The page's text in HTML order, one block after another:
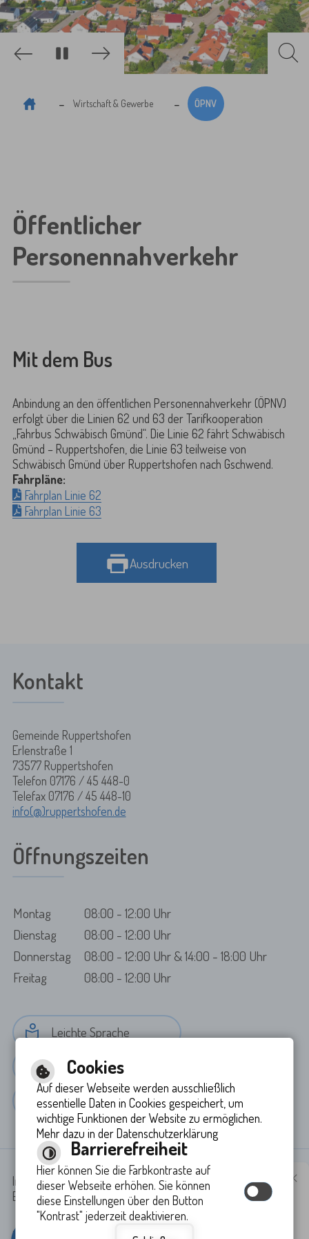
Zurück Weiter
Wirtschaft & Gewerbe ÖPNV
Öffentlicher
Personennahverkehr
Mit dem Bus
Anbindung an den öffentlichen Personennahverkehr (ÖPNV)
erfolgt über die Linien 62 und 63 der Tarifkooperation
„Fahrbus Schwäbisch Gmünd“. Die Linie 62 fährt Schwäbisch
Gmünd – Ruppertshofen, die Linie 63 teilweise von
Schwäbisch Gmünd über Ruppertshofen nach Gschwend.
Fahrpläne:
Fahrplan Linie 62
Fahrplan Linie 63
Ausdrucken
Kontakt
Gemeinde Ruppertshofen
Erlenstraße 1
73577 Ruppertshofen
Telefon 07176 / 45 448-0
Telefax 07176 / 45 448-10
info(@)ruppertshofen.de
Öffnungszeiten
Montag
08:00 - 12:00 Uhr
Dienstag
08:00 - 12:00 Uhr
Donnerstag
08:00 - 12:00 Uhr & 14:00 - 18:00 Uhr
Freitag
08:00 - 12:00 Uhr
Leichte Sprache
Gebärdensprache
Barrierefreie Ansicht
Impressum-Inhaltsverzeichnis- Datenschutzerklärung-
Erklärung zur Barrierefreiheit
by
Immer auf dem neuesten
Stand
www.ruppertshofen.de möchte
Cookies
Auf dieser Webseite werden ausschließlich
essentielle Daten in Cookies gespeichert, um
wichtige Funktionen der Website zu ermöglichen.
Mehr dazu in der Datenschutzerklärung
Barrierefreiheit
Hier können Sie die Farbkontraste auf
dieser Webseite erhöhen. Sie können
diese Einstellungen über den Button
"Kontrast" jederzeit deaktivieren.